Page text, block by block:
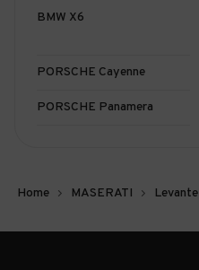
BMW X6
PORSCHE Cayenne
PORSCHE Panamera
Home MASERATI Levante